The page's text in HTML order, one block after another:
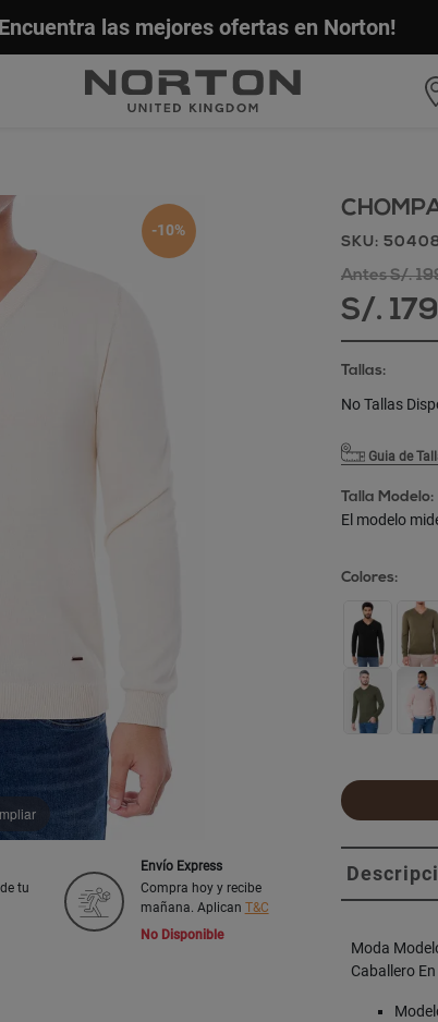
las mejores ofertas en Norton!
-10%
tu
Envío Express
Compra hoy y recibe
mañana. Aplican T&C
No Disponible
SKU:
Antes S/.
S/.
Tallas:
No Tallas
Guia de
Talla Modelo:
El modelo
Colores:
Moda
Caballero